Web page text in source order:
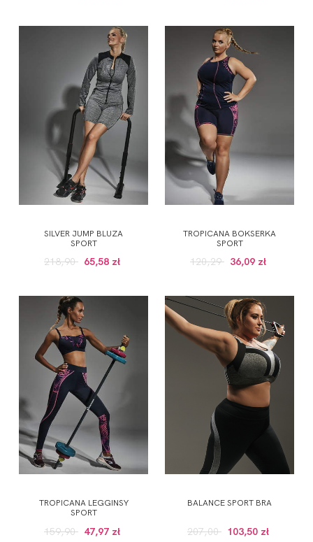
SILVER JUMP BLUZA
SPORT
218,90 65,58 zł
TROPICANA BOKSERKA
SPORT
120,29 36,09 zł
TROPICANA LEGGINSY
SPORT
159,90 47,97 zł
BALANCE SPORT BRA
207,00 103,50 zł